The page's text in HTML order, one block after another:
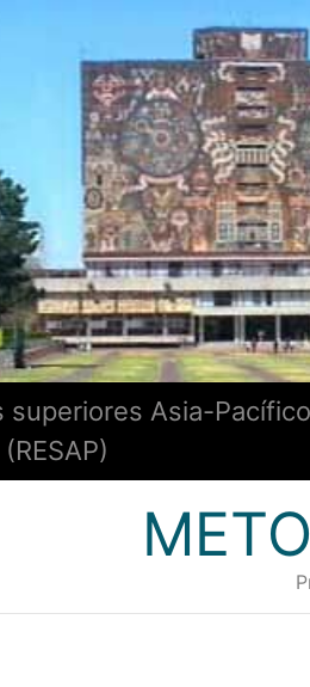
superiores Asia-Pacífico
(RESAP)